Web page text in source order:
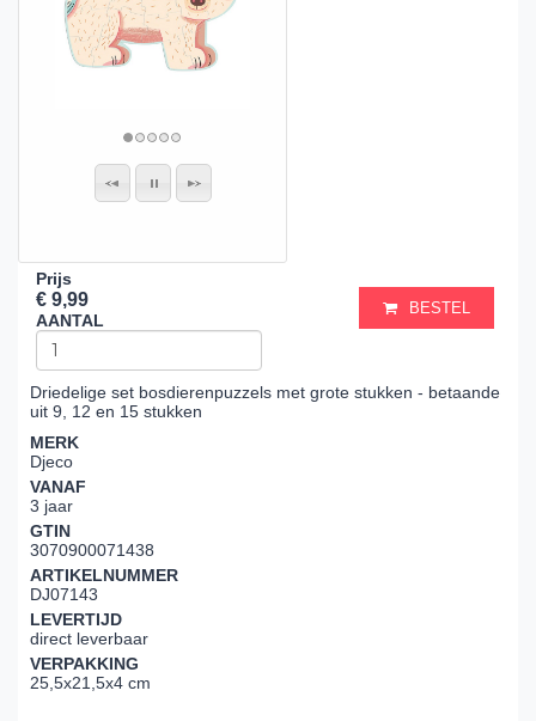
Prijs
€ 9,99
AANTAL
BESTEL
Driedelige set bosdierenpuzzels met grote stukken - betaande
uit 9, 12 en 15 stukken
MERK
Djeco
VANAF
3 jaar
GTIN
3070900071438
ARTIKELNUMMER
DJ07143
LEVERTIJD
direct leverbaar
VERPAKKING
25,5x21,5x4 cm